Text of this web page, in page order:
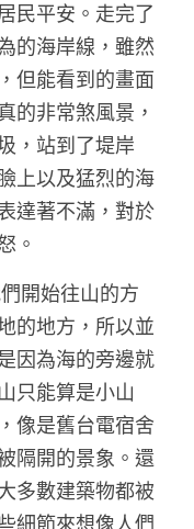
民平安。走完了
的海岸線，雖然
但能看到的畫面
的非常煞風景，
，站到了堤岸
上以及猛烈的海
達著不滿，對於
。
的地方，所以並
因為海的旁邊就
只能算是小山
像是舊台電宿舍
隔開的景象。還
多數建築物都被